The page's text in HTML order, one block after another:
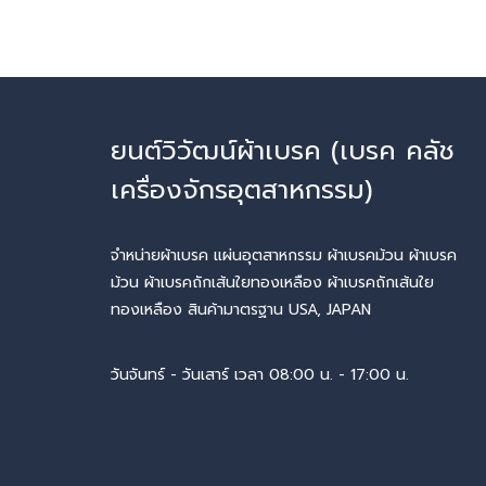
ยนต์วิวัฒน์ผ้าเบรค (เบรค คลัช
เครื่องจักรอุตสาหกรรม)
จำหน่ายผ้าเบรค แผ่นอุตสาหกรรม ผ้าเบรคม้วน ผ้าเบรค
ม้วน ผ้าเบรคถักเส้นใยทองเหลือง ผ้าเบรคถักเส้นใย
ทองเหลือง สินค้ามาตรฐาน USA, JAPAN
วันจันทร์ - วันเสาร์ เวลา 08:00 น. - 17:00 น.